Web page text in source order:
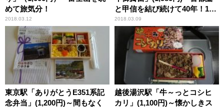
めて旅気分！
2018.03.12
と甲信を結び続けて40年！189
系電車引退へ
2018.03.09
東京駅「ありがとうE351系記
念弁当」(1,200円)～間もなく
越後湯沢駅「牛～っとコシヒ
カリ」(1,100円)～懐かしきス